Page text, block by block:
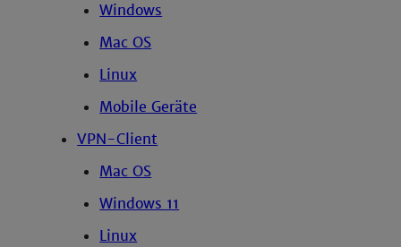
Windows
Mac OS
Linux
Mobile Geräte
VPN-Client
Mac OS
Windows 11
Linux